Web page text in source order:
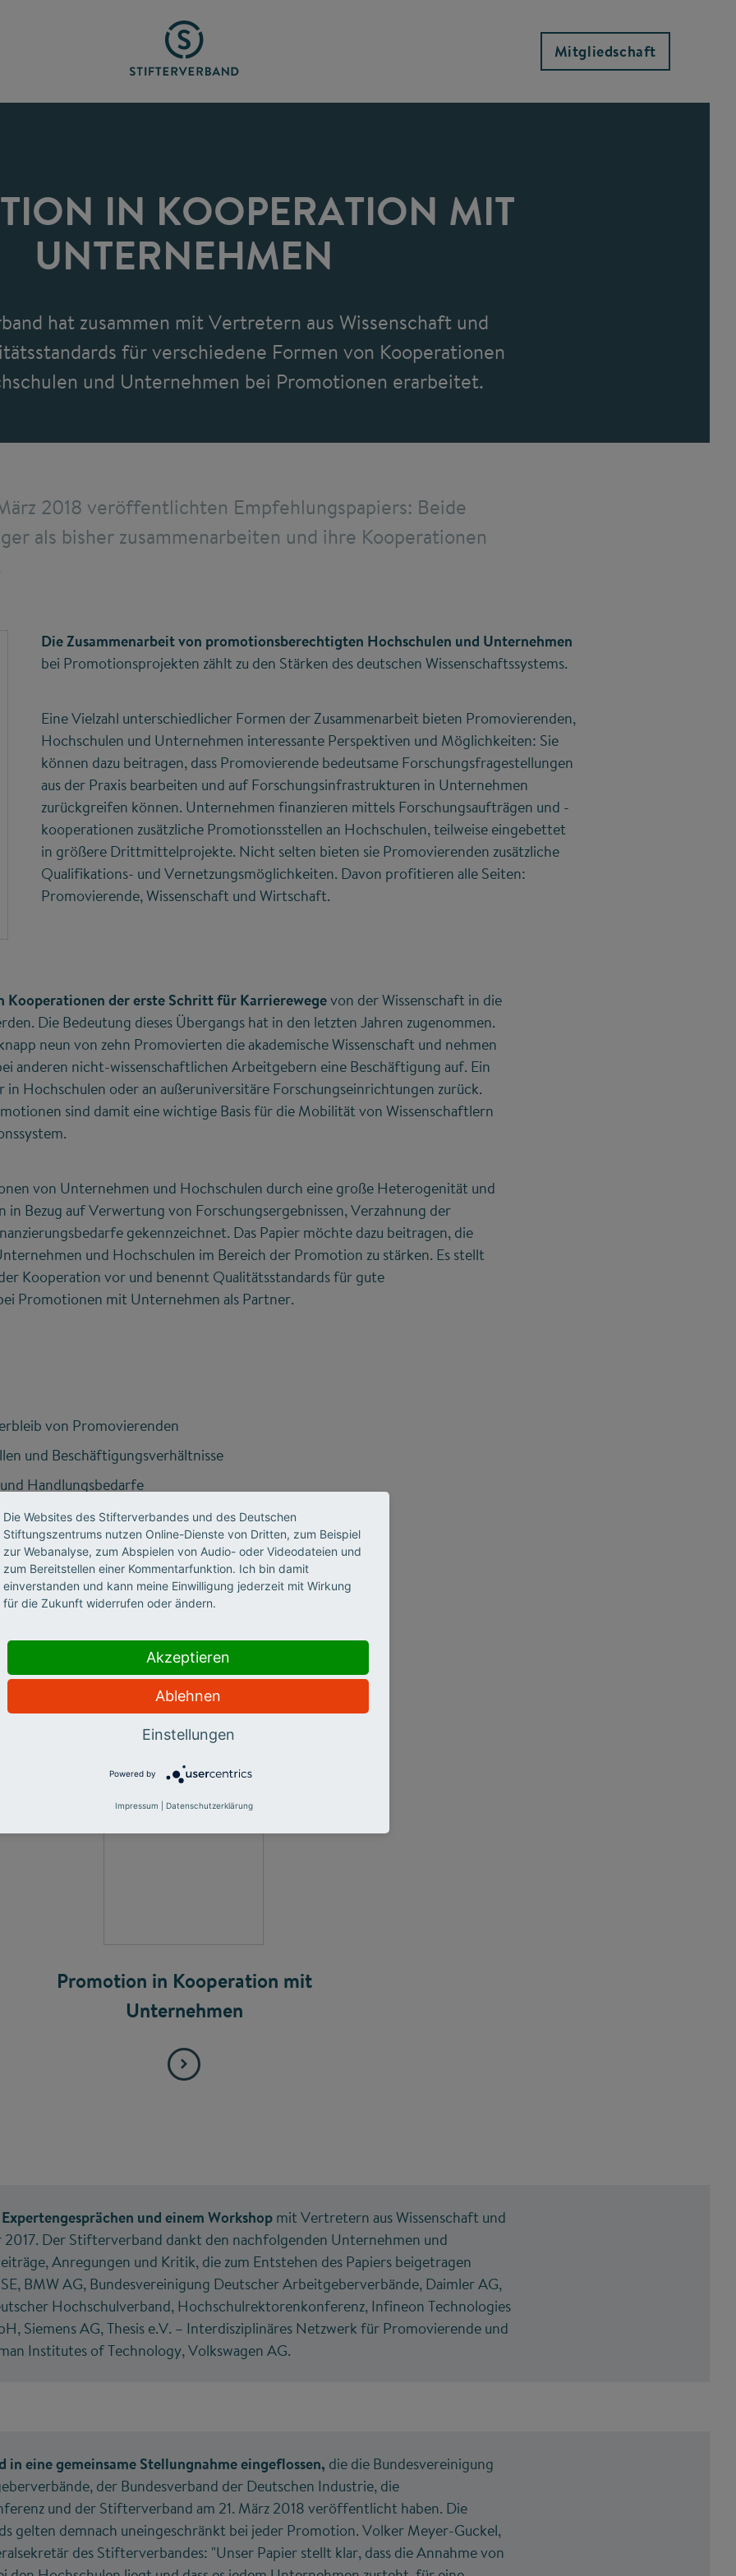
Mitgliedschaft
IN KOOPERATION MIT
UNTERNEHMEN
hat zusammen mit Vertretern aus Wissenschaft und
für verschiedene Formen von Kooperationen
und Unternehmen bei Promotionen erarbeitet.
2018 veröffentlichten Empfehlungspapiers: Beide
als bisher zusammenarbeiten und ihre Kooperationen
Die Zusammenarbeit von promotionsberechtigten Hochschulen und Unternehmen
bei Promotionsprojekten zählt zu den Stärken des deutschen Wissenschaftssystems.
Eine Vielzahl unterschiedlicher Formen der Zusammenarbeit bieten Promovierenden,
Hochschulen und Unternehmen interessante Perspektiven und Möglichkeiten: Sie
können dazu beitragen, dass Promovierende bedeutsame Forschungsfragestellungen
aus der Praxis bearbeiten und auf Forschungsinfrastrukturen in Unternehmen
zurückgreifen können. Unternehmen finanzieren mittels Forschungsaufträgen und -
kooperationen zusätzliche Promotionsstellen an Hochschulen, teilweise eingebettet
in größere Drittmittelprojekte. Nicht selten bieten sie Promovierenden zusätzliche
Qualifikations- und Vernetzungsmöglichkeiten. Davon profitieren alle Seiten:
Promovierende, Wissenschaft und Wirtschaft.
Kooperationen der erste Schritt für Karrierewegevon der Wissenschaft in die
Die Bedeutung dieses Übergangs hat in den letzten Jahren zugenommen.
neun von zehn Promovierten die akademische Wissenschaft und nehmen
anderen nicht-wissenschaftlichen Arbeitgebern eine Beschäftigung auf. Ein
in Hochschulen oder an außeruniversitäre Forschungseinrichtungen zurück.
sind damit eine wichtige Basis für die Mobilität von Wissenschaftlern
von Unternehmen und Hochschulen durch eine große Heterogenität und
in Bezug auf Verwertung von Forschungsergebnissen, Verzahnung der
gekennzeichnet. Das Papier möchte dazu beitragen, die
und Hochschulen im Bereich der Promotion zu stärken. Es stellt
Kooperation vor und benennt Qualitätsstandards für gute
Promotionen mit Unternehmen als Partner.
von Promovierenden
und Beschäftigungsverhältnisse
Handlungsbedarfe
mit Unternehmen: Definition und Formen
Rollen, Aufgabenverteilung und Qualitätsstandards
PDF-Download
Promotion in Kooperation mit
Unternehmen
und einem Workshop mit Vertretern aus Wissenschaft und
Der Stifterverband dankt den nachfolgenden Unternehmen und
Anregungen und Kritik, die zum Entstehen des Papiers beigetragen
BMW AG, Bundesvereinigung Deutscher Arbeitgeberverbände, Daimler AG,
Hochschulverband, Hochschulrektorenkonferenz, Infineon Technologies
Siemens AG, Thesis e.V. – Interdisziplinäres Netzwerk für Promovierende und
Institutes of Technology, Volkswagen AG.
in eine gemeinsame Stellungnahme eingeflossen, die die Bundesvereinigung
der Bundesverband der Deutschen Industrie, die
und der Stifterverband am 21. März 2018 veröffentlicht haben. Die
gelten demnach uneingeschränkt bei jeder Promotion. Volker Meyer-Guckel,
des Stifterverbandes: "Unser Papier stellt klar, dass die Annahme von
Die Websites des Stifterverbandes und des Deutschen
Stiftungszentrums nutzen Online-Dienste von Dritten, zum Beispiel
zur Webanalyse, zum Abspielen von Audio- oder Videodateien und
zum Bereitstellen einer Kommentarfunktion. Ich bin damit
einverstanden und kann meine Einwilligung jederzeit mit Wirkung
für die Zukunft widerrufen oder ändern.
Akzeptieren
Ablehnen
Einstellungen
Powered by
Impressum Datenschutzerklärung